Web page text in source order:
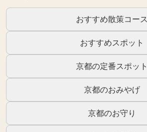
おすすめ散策コース
おすすめスポット
京都の定番スポット
京都のおみやげ
京都のお守り